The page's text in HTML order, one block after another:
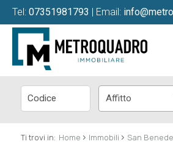
Tel: 07351981793 | Email:
Affitto
Ti trovi in: Home › Immobili › San